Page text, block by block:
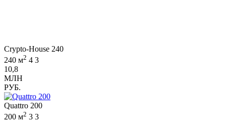
Crypto-House 240
240 м2 4 3
10,8
МЛН
РУБ.
Quattro 200
200 м2 3 3